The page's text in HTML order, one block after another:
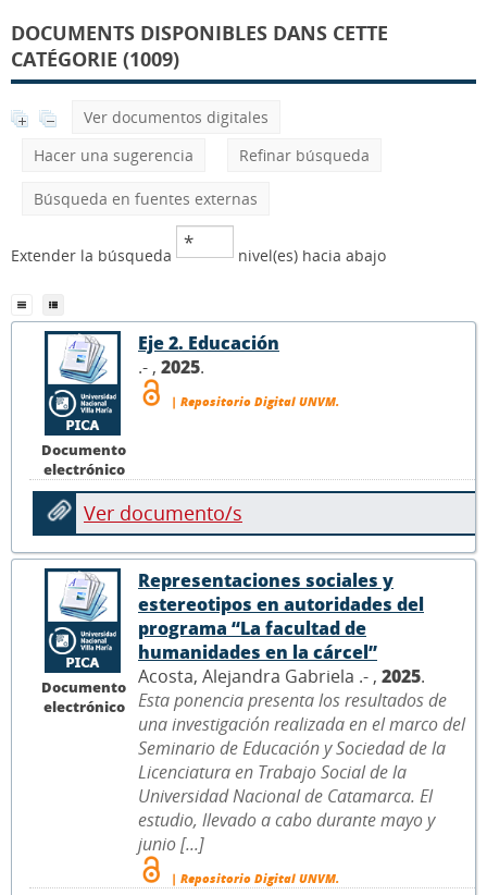
DOCUMENTS DISPONIBLES DANS CETTE
CATÉGORIE (1009)
Ver documentos digitales
Hacer una sugerencia
Refinar búsqueda
Búsqueda en fuentes externas
Extender la búsqueda nivel(es) hacia abajo
Documento
electrónico
Eje 2. Educación
.- , 2025.
| Repositorio Digital UNVM.
Ver documento/s
Documento
electrónico
Representaciones sociales y
estereotipos en autoridades del
programa “La facultad de
humanidades en la cárcel”
Acosta, Alejandra Gabriela .- , 2025.
Esta ponencia presenta los resultados de
una investigación realizada en el marco del
Seminario de Educación y Sociedad de la
Licenciatura en Trabajo Social de la
Universidad Nacional de Catamarca. El
estudio, llevado a cabo durante mayo y
junio [...]
| Repositorio Digital UNVM.